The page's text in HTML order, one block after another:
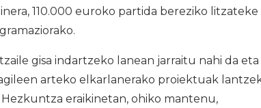
110.000 euroko partida bereziko litzateke
gisa indartzeko lanean jarraitu nahi da eta
arteko elkarlanerako proiektuak
eraikinetan, ohiko mantenu,